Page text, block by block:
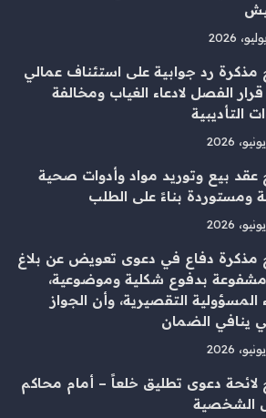
مذكرة رد جوابية على استئناف عمالي
الفصل لادعاء الغياب ومخالفة
التأديبية
عقد بيع وتوريد مواد وأدوات صحية
ومستوردة بناءً على الطلب
مذكرة دفاع في دعوى تعويض عن بلاغ
بدفوع شكلية وموضوعية،
المسؤولية التقصيرية، وأن الجواز
ينافي الضمان
لائحة دعوى تطليق خلعاً – أمام محاكم
الشخصية